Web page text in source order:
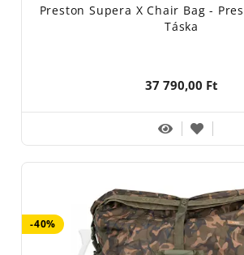
Preston Supera X Chair Bag -
Táska
37 790,00 Ft
-40%